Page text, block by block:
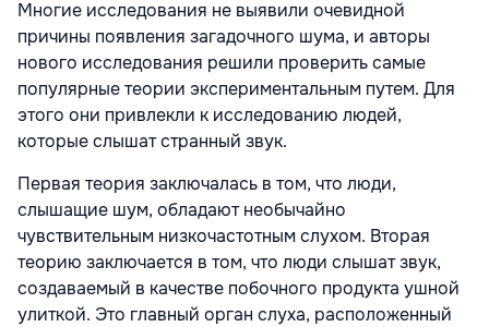
Многие исследования не выявили очевидной
причины появления загадочного шума, и авторы
нового исследования решили проверить самые
популярные теории экспериментальным путем. Для
этого они привлекли к исследованию людей,
которые слышат странный звук.
Первая теория заключалась в том, что люди,
слышащие шум, обладают необычайно
чувствительным низкочастотным слухом. Вторая
теорию заключается в том, что люди слышат звук,
создаваемый в качестве побочного продукта ушной
улиткой. Это главный орган слуха, расположенный